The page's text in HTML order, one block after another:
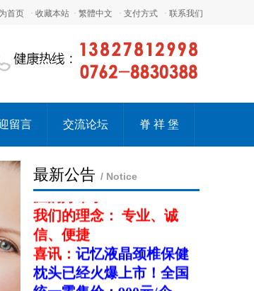
首页 · 收藏本站 · 繁體中文 · 支付方式 · 联系我们
留言 交流论坛 脊 祥 堡
最新公告 / Notice
我们的目标:
康复医学技术培训信息
2.提供深入、完整的疼痛
我们的愿景： 国际整脊网
致力于成为您医生职业生
信、便捷
喜讯： 记忆液晶颈椎保健
枕头已经火爆上市！全国
统一零售价：
由区域代理覃勇华负责经
销，有需要者可与其联系